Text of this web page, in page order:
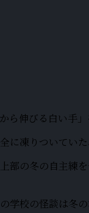
ら伸びる白い手
に凍りついてい
部の冬の自主練
学校の怪談は冬